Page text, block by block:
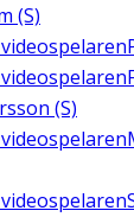
(S)
(S)